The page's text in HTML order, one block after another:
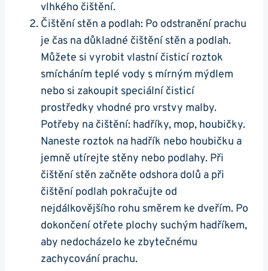
vlhkého čištění.
Čištění stěn a podlah: Po odstranění prachu
je čas na důkladné čištění stěn a podlah.
Můžete si vyrobit vlastní čisticí roztok
smícháním teplé vody s mírným mýdlem
nebo si zakoupit speciální čisticí
prostředky vhodné pro vrstvy malby.
Potřeby na čištění: hadříky, mop, houbičky.
Naneste roztok na hadřík nebo houbičku a
jemně utírejte stěny nebo podlahy. Při
čištění stěn začněte odshora dolů a při
čištění podlah pokračujte od
nejdálkovějšího rohu směrem ke dveřím. Po
dokončení otřete plochy suchým hadříkem,
aby nedocházelo ke zbytečnému
zachycování prachu.